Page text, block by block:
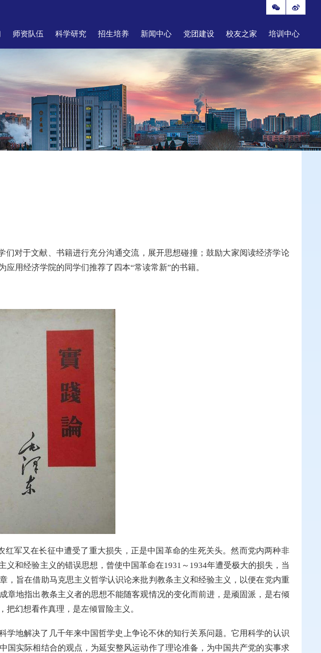
师资队伍 科学研究 招生培养 新闻中心 党团建设 校友之家 培训中心
们对于文献、书籍进行充分沟通交流，展开思想碰撞；鼓励大家阅读经济学论
用经济学院的同学们推荐了四本“常读常新”的书籍。
红军又在长征中遭受了重大损失，正是中国革命的生死关头。然而党内两种非
和经验主义的错误思想，曾使中国革命在1931～1934年遭受极大的损失，当
，旨在借助马克思主义哲学认识论来批判教条主义和经验主义，以便在党内重
章地指出教条主义者的思想不能随客观情况的变化而前进，是顽固派，是右倾
幻想看作真理，是左倾冒险主义。
学地解决了几千年来中国哲学史上争论不休的知行关系问题。它用科学的认识
国实际相结合的观点，为延安整风运动作了理论准备，为中国共产党的实事求